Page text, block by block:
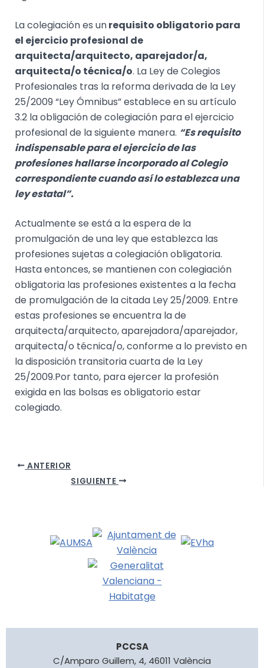
La colegiación es unrequisito obligatorio para
el ejercicio profesional de
arquitecta/arquitecto, aparejador/a,
arquitecta/o técnica/o. La Ley de Colegios
Profesionales tras la reforma derivada de la Ley
25/2009 “Ley Ómnibus” establece en su artículo
3.2 la obligación de colegiación para el ejercicio
profesional de la siguiente manera. “Es requisito
indispensable para el ejercicio de las
profesiones hallarse incorporado al Colegio
correspondiente cuando así lo establezca una
ley estatal”.
Actualmente se está a la espera de la
promulgación de una ley que establezca las
profesiones sujetas a colegiación obligatoria.
Hasta entonces, se mantienen con colegiación
obligatoria las profesiones existentes a la fecha
de promulgación de la citada Ley 25/2009. Entre
estas profesiones se encuentra la de
arquitecta/arquitecto, aparejadora/aparejador,
arquitecta/o técnica/o, conforme a lo previsto en
la disposición transitoria cuarta de la Ley
25/2009.Por tanto, para ejercer la profesión
exigida en las bolsas es obligatorio estar
colegiado.
ANTERIOR
SIGUIENTE
PCCSA
C/Amparo Guillem, 4, 46011 València